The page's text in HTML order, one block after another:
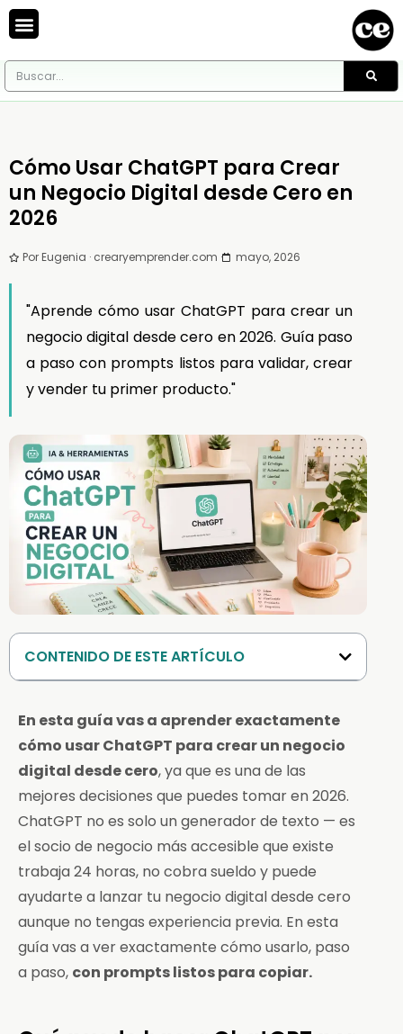
Cómo Usar ChatGPT para Crear
un Negocio Digital desde Cero en
2026
Por Eugenia · crearyemprender.com · mayo, 2026
"Aprende cómo usar ChatGPT para crear un
negocio digital desde cero en 2026. Guía paso
a paso con prompts listos para validar, crear
y vender tu primer producto."
CONTENIDO DE ESTE ARTÍCULO
En esta guía vas a aprender exactamente
cómo usar ChatGPT para crear un negocio
digital desde cero, ya que es una de las
mejores decisiones que puedes tomar en 2026.
ChatGPT no es solo un generador de texto — es
el socio de negocio más accesible que existe
trabaja 24 horas, no cobra sueldo y puede
ayudarte a lanzar tu negocio digital desde cero
aunque no tengas experiencia previa. En esta
guía vas a ver exactamente cómo usarlo, paso
a paso, con prompts listos para copiar.